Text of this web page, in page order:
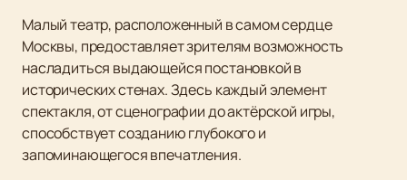
Малый театр, расположенный в самом сердце
Москвы, предоставляет зрителям возможность
насладиться выдающейся постановкой в
исторических стенах. Здесь каждый элемент
спектакля, от сценографии до актёрской игры,
способствует созданию глубокого и
запоминающегося впечатления.